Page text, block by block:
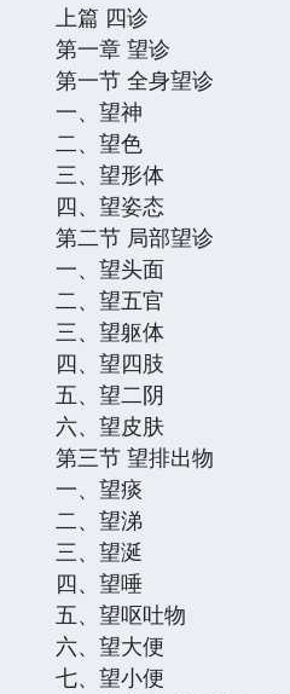
上篇 四诊
第一章 望诊
第一节 全身望诊
一、望神
二、望色
三、望形体
四、望姿态
第二节 局部望诊
一、望头面
二、望五官
三、望躯体
四、望四肢
五、望二阴
六、望皮肤
第三节 望排出物
一、望痰
二、望涕
三、望涎
四、望唾
五、望呕吐物
六、望大便
七、望小便